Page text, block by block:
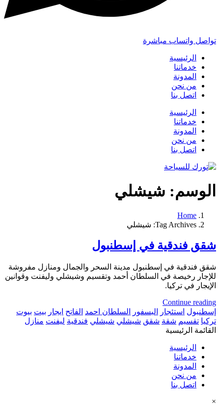
تواصل واتساب مباشرة
الرئيسية
خدماتنا
المدونة
من نحن
اتصل بنا
الرئيسية
خدماتنا
المدونة
من نحن
اتصل بنا
الوسم: شيشلي
Home
Tag Archives: شيشلي
شقق فندقية في إسطنبول
شقق فندقية في إسطنبول مدينة السحر والجمال ومنازل مفروشة
للإجار رخيصة في السلطان أحمد وتقسيم وشيشلي وليفنت وقوانين
الإيجار في تركيا.
Continue reading
إسطنبول استئجار البسفور السلطان احمد الفاتح ايجار بيت بيوت
تركيا تقسيم شقة شقق شيشلي شيشلي فندقية ليفنت منازل
القائمة الرئيسية
الرئيسية
خدماتنا
المدونة
من نحن
اتصل بنا
×